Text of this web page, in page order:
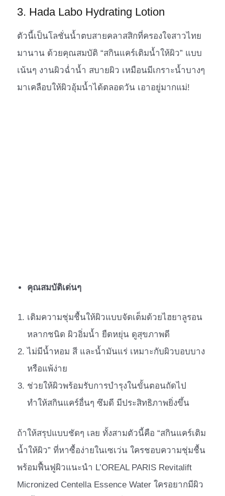
3. Hada Labo Hydrating Lotion
ตัวนี้เป็นโลชั่นน้ำตบสายคลาสสิกที่ครองใจสาวไทย
มานาน ด้วยคุณสมบัติ “สกินแคร์เติมน้ำให้ผิว” แบบ
เน้นๆ งานผิวฉ่ำน้ำ สบายผิว เหมือนมีเกราะน้ำบางๆ
มาเคลือบให้ผิวอุ้มน้ำได้ตลอดวัน เอาอยู่มากแม่!
คุณสมบัติเด่นๆ
เติมความชุ่มชื้นให้ผิวแบบจัดเต็มด้วยไฮยาลูรอน
หลากชนิด ผิวอิ่มน้ำ ยืดหยุ่น ดูสุขภาพดี
ไม่มีน้ำหอม สี และน้ำมันแร่ เหมาะกับผิวบอบบาง
หรือแพ้ง่าย
ช่วยให้ผิวพร้อมรับการบำรุงในขั้นตอนถัดไป
ทำให้สกินแคร์อื่นๆ ซึมดี มีประสิทธิภาพยิ่งขึ้น
ถ้าให้สรุปแบบชัดๆ เลย ทั้งสามตัวนี้คือ “สกินแคร์เติม
น้ำให้ผิว” ที่หาซื้อง่ายในเซเว่น ใครชอบความชุ่มชื้น
พร้อมฟื้นฟูผิวแนะนำ L’OREAL PARIS Revitalift
Micronized Centella Essence Water ใครอยากมีผิว